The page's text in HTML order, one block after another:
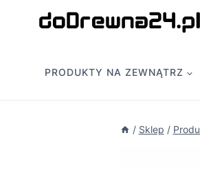
PRODUKTY NA ZEWNĄTRZ
/ Sklep /